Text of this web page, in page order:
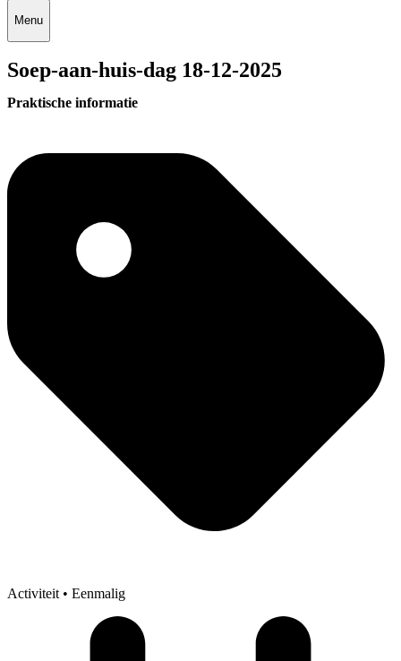
Menu
Soep-aan-huis-dag 18-12-2025
Praktische informatie
Activiteit • Eenmalig